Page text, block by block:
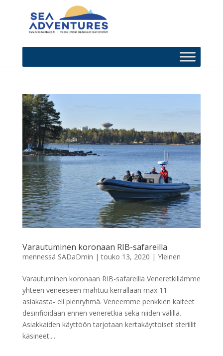
Varautuminen koronaan RIB-safareilla
mennessä SADaDmin |touko 13, 2020 | Yleinen
Varautuminen koronaan RIB-safareilla Veneretkillämme
yhteen veneeseen mahtuu kerrallaan max 11
asiakasta- eli pienryhmä. Veneemme penkkien kaiteet
desinfioidaan ennen veneretkiä sekä niiden välillä.
Asiakkaiden käyttöön tarjotaan kertakäyttöiset steriilit
käsineet....